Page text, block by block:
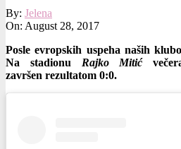
By: Jelena
On: August 28, 2017
Posle evropskih uspeha naših
Na stadionu Rajko Mitić
završen rezultatom 0:0.